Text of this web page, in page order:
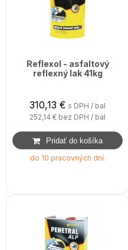
Reflexol - asfaltový
reflexný lak 41kg
310,13 € s DPH / bal
252,14 € bez DPH / bal
do 10 pracovných dní.